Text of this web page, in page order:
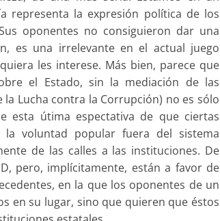
representa la expresión política de los
oponentes no consiguieron dar una
es una irrelevante en el actual juego
les interese. Más bien, parece que
el Estado, sin la mediación de las
la Lucha contra la Corrupción) no es sólo
esta útima espectativa de que ciertas
voluntad popular fuera del sistema
de las calles a las instituciones. De
pero, implícitamente, están a favor de
en la que los oponentes de un
en su lugar, sino que quieren que éstos